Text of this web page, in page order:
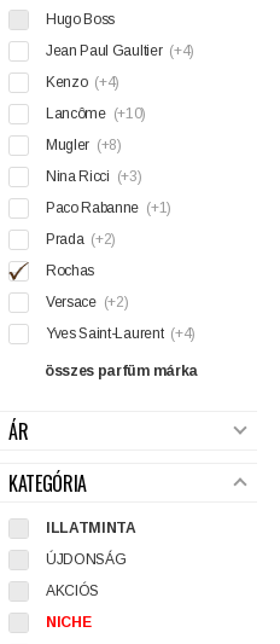
Hugo Boss
Jean Paul Gaultier (+4)
Kenzo (+4)
Lancôme (+10)
Mugler (+8)
Nina Ricci (+3)
Paco Rabanne (+1)
Prada (+2)
Rochas
Versace (+2)
Yves Saint-Laurent (+4)
összes parfüm márka
ÁR
KATEGÓRIA
ILLATMINTA
ÚJDONSÁG
AKCIÓS
NICHE